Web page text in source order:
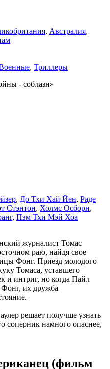
, Австралия,
, Триллеры
- соблазн»
, До Тхи Хай Йен, Раде
Стэнтон, Холмс Осборн,
, Пэм Тхи Мэй Хоа
журналист Томас
раю, найдя свое
Фонг. Приезд молодого
Томаса, уставшего
и интриг, но когда Пайл
Фонг, их дружба
решает получше узнать
соперник намного опаснее,
(фильм